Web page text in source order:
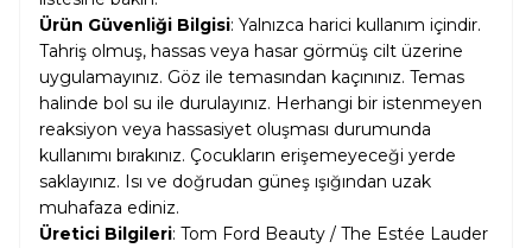
Ürün Güvenliği Bilgisi: Yalnızca harici kullanım içindir.
Tahriş olmuş, hassas veya hasar görmüş cilt üzerine
uygulamayınız. Göz ile temasından kaçınınız. Temas
halinde bol su ile durulayınız. Herhangi bir istenmeyen
reaksiyon veya hassasiyet oluşması durumunda
kullanımı bırakınız. Çocukların erişemeyeceği yerde
saklayınız. Isı ve doğrudan güneş ışığından uzak
muhafaza ediniz.
Üretici Bilgileri: Tom Ford Beauty / The Estée Lauder